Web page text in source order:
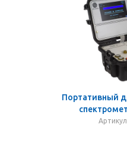
Портативный